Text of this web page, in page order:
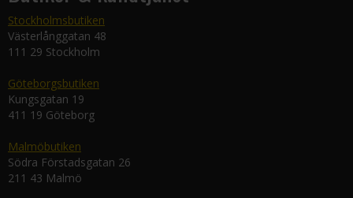
Stockholmsbutiken
Västerlånggatan 48
111 29 Stockholm
Göteborgsbutiken
Kungsgatan 19
411 19 Göteborg
Malmöbutiken
Södra Förstadsgatan 26
211 43 Malmö